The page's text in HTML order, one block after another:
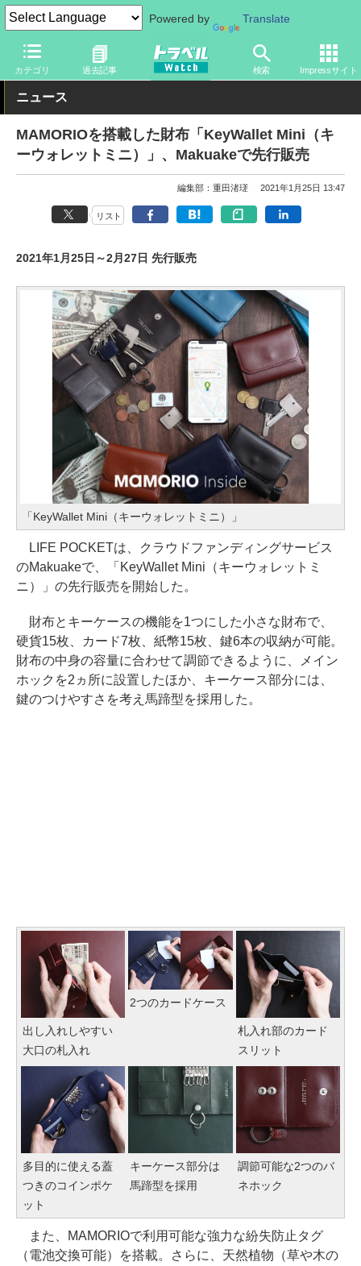
Powered by Translate
カテゴリ 過去記事 検索 Impressサイト
トラベル Watch 旅のアイテム 旅行グッズ その他
ニュース
MAMORIOを搭載した財布「KeyWallet Mini（キ
ーウォレットミニ）」、Makuakeで先行販売
編集部：重田渚瑳 2021年1月25日 13:47
リスト
2021年1月25日～2月27日 先行販売
「KeyWallet Mini（キーウォレットミニ）」
LIFE POCKETは、クラウドファンディングサービス
のMakuakeで、「KeyWallet Mini（キーウォレットミ
ニ）」の先行販売を開始した。
財布とキーケースの機能を1つにした小さな財布で、
硬貨15枚、カード7枚、紙幣15枚、鍵6本の収納が可能。
財布の中身の容量に合わせて調節できるように、メイン
ホックを2ヵ所に設置したほか、キーケース部分には、
鍵のつけやすさを考え馬蹄型を採用した。
出し入れしやすい
大口の札入れ
2つのカードケース
札入れ部のカード
スリット
多目的に使える蓋
つきのコインポケ
ット
キーケース部分は
馬蹄型を採用
調節可能な2つのバ
ネホック
また、MAMORIOで利用可能な強力な紛失防止タグ
（電池交換可能）を搭載。さらに、天然植物（草や木の